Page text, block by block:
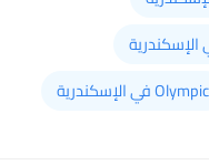
Olympic في الإسكندرية